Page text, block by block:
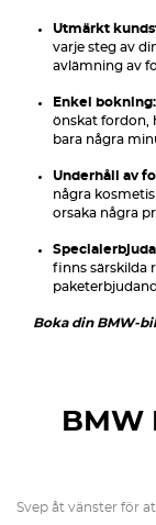
Utmärkt
varje steg av
avlämning av
Enkel bokning:
önskat fordon,
bara några
Underhåll av
några
orsaka några
finns särskilda
Boka din BMW-
BMW
Svep åt vänster för